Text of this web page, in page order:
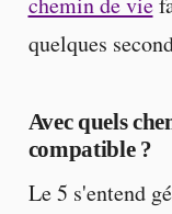
quelques
Avec quels
compatible ?
Le 5 s'entend